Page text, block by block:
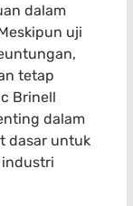
dalam
uji
tetap
Brinell
dalam
dasar untuk
industri